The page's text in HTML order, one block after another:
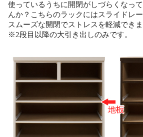
使っているうちに開閉がしづらくなっ
んか？こちらのラックにはスライドレ
スムーズな開閉でストレスを軽減できま
※2段目以降の大引き出しのみです。